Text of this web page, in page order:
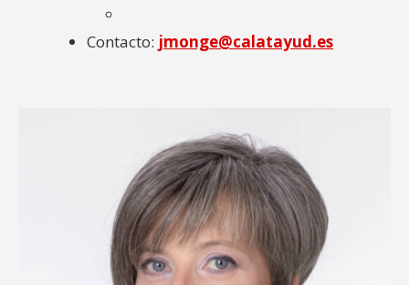
Contacto: jmonge@calatayud.es